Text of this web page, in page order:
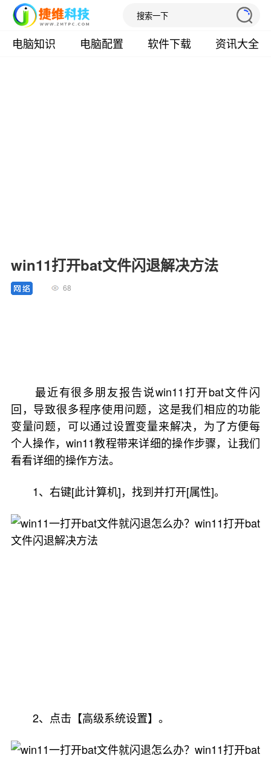
电脑知识 电脑配置 软件下载 资讯大全
win11打开bat文件闪退解决方法
68
最近有很多朋友报告说win11打开bat文件闪
回，导致很多程序使用问题，这是我们相应的功能
变量问题，可以通过设置变量来解决，为了方便每
个人操作，win11教程带来详细的操作步骤，让我们
看看详细的操作方法。
1、右键[此计算机]，找到并打开[属性]。
2、点击【高级系统设置】。